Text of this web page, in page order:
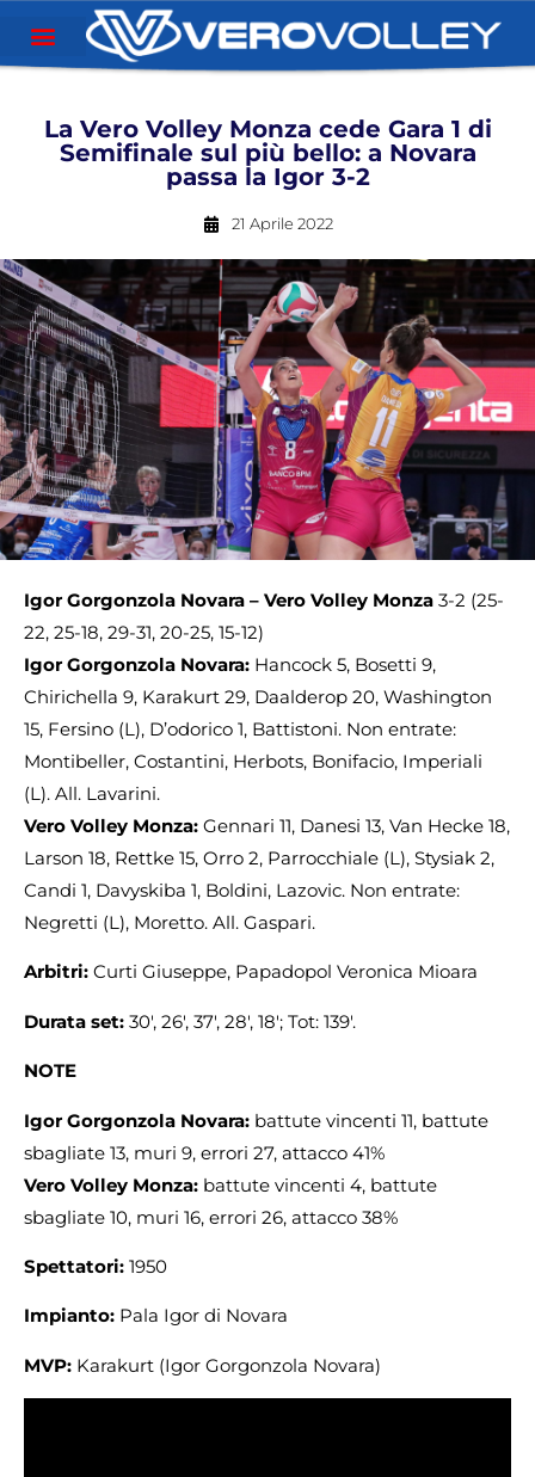
La Vero Volley Monza cede Gara 1 di
Semifinale sul più bello: a Novara
passa la Igor 3-2
21 Aprile 2022
Igor Gorgonzola Novara – Vero Volley Monza 3-2 (25-
22, 25-18, 29-31, 20-25, 15-12)
Igor Gorgonzola Novara: Hancock 5, Bosetti 9,
Chirichella 9, Karakurt 29, Daalderop 20, Washington
15, Fersino (L), D’odorico 1, Battistoni. Non entrate:
Montibeller, Costantini, Herbots, Bonifacio, Imperiali
(L). All. Lavarini.
Vero Volley Monza: Gennari 11, Danesi 13, Van Hecke 18,
Larson 18, Rettke 15, Orro 2, Parrocchiale (L), Stysiak 2,
Candi 1, Davyskiba 1, Boldini, Lazovic. Non entrate:
Negretti (L), Moretto. All. Gaspari.
Arbitri: Curti Giuseppe, Papadopol Veronica Mioara
Durata set: 30′, 26′, 37′, 28′, 18′; Tot: 139′.
NOTE
Igor Gorgonzola Novara: battute vincenti 11, battute
sbagliate 13, muri 9, errori 27, attacco 41%
Vero Volley Monza: battute vincenti 4, battute
sbagliate 10, muri 16, errori 26, attacco 38%
Spettatori: 1950
Impianto: Pala Igor di Novara
MVP: Karakurt (Igor Gorgonzola Novara)